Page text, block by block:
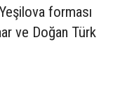
forması
ve Doğan Türk